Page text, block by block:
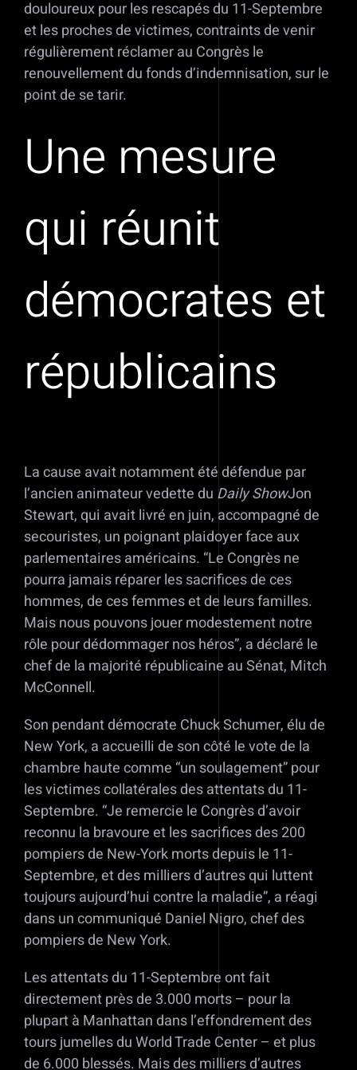
douloureux pour les rescapés du 11-Septembre
et les proches de victimes, contraints de venir
régulièrement réclamer au Congrès le
renouvellement du fonds d’indemnisation, sur le
point de se tarir.
Une mesure
qui réunit
démocrates et
républicains
La cause avait notamment été défendue par
l’ancien animateur vedette du Daily ShowJon
Stewart, qui avait livré en juin, accompagné de
secouristes, un poignant plaidoyer face aux
parlementaires américains. “Le Congrès ne
pourra jamais réparer les sacrifices de ces
hommes, de ces femmes et de leurs familles.
Mais nous pouvons jouer modestement notre
rôle pour dédommager nos héros”, a déclaré le
chef de la majorité républicaine au Sénat, Mitch
McConnell.
Son pendant démocrate Chuck Schumer, élu de
New York, a accueilli de son côté le vote de la
chambre haute comme “un soulagement” pour
les victimes collatérales des attentats du 11-
Septembre. “Je remercie le Congrès d’avoir
reconnu la bravoure et les sacrifices des 200
pompiers de New-York morts depuis le 11-
Septembre, et des milliers d’autres qui luttent
toujours aujourd’hui contre la maladie”, a réagi
dans un communiqué Daniel Nigro, chef des
pompiers de New York.
Les attentats du 11-Septembre ont fait
directement près de 3.000 morts – pour la
plupart à Manhattan dans l’effondrement des
tours jumelles du World Trade Center – et plus
de 6.000 blessés. Mais des milliers d’autres